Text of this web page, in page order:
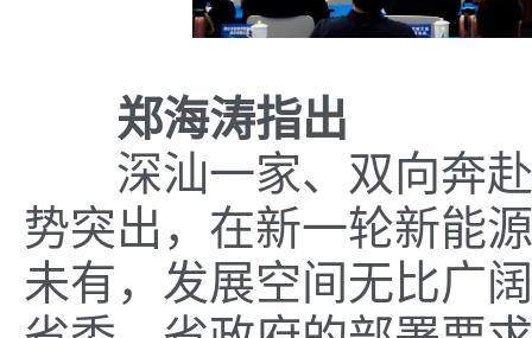
郑海涛指出
深汕一家、双向奔赴
势突出，在新一轮新能
未有，发展空间无比广